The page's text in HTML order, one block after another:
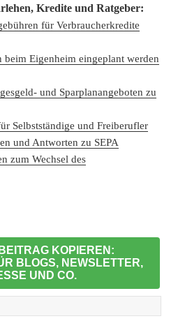
Kredite und Ratgeber:
für Verbraucherkredite
beim Eigenheim eingeplant werden
und Sparplanangeboten zu
Selbstständige und Freiberufler
und Antworten zu SEPA
zum Wechsel des
KOPIEREN:
BLOGS, NEWSLETTER,
UND CO.